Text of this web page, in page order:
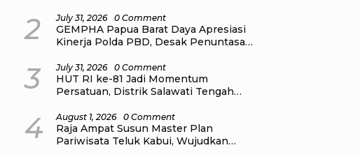
2 July 31, 2026 0 Comment
GEMPHA Papua Barat Daya Apresiasi
Kinerja Polda PBD, Desak Penuntasan
DPR Papua Barat Daya
3 July 31, 2026 0 Comment
HUT RI ke-81 Jadi Momentum
Persatuan, Distrik Salawati Tengah
Budaya
4 August 1, 2026 0 Comment
Raja Ampat Susun Master Plan
Pariwisata Teluk Kabui, Wujudkan